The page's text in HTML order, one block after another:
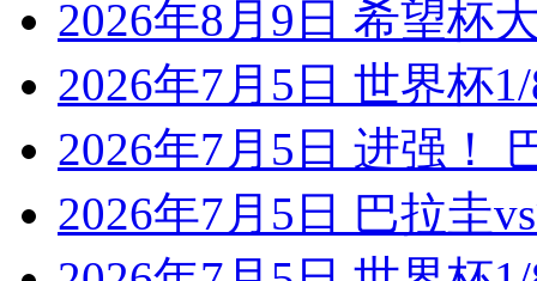
2026年8月9日 希望杯
2026年7月5日 世界杯
2026年7月5日 进强！
2026年7月5日 巴拉圭